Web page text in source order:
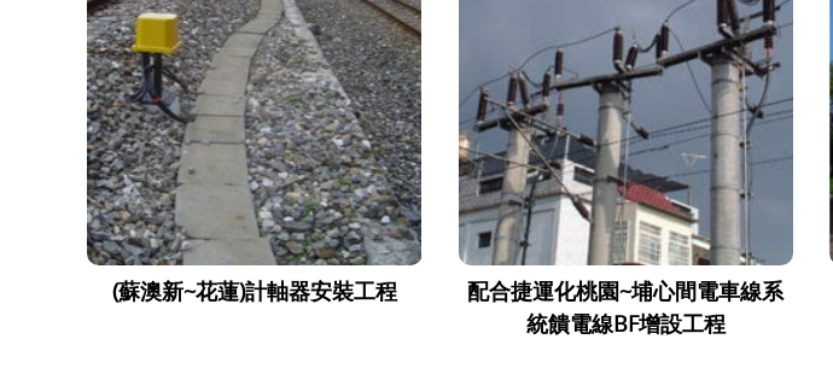
(蘇澳新~花蓮)計軸器安裝工程
配合捷運化桃園~埔心間電車線系
統饋電線BF增設工程